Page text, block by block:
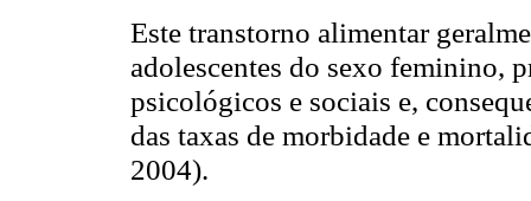
Este transtorno alimentar
adolescentes do sexo feminino,
psicológicos e sociais e,
das taxas de morbidade e
2004).